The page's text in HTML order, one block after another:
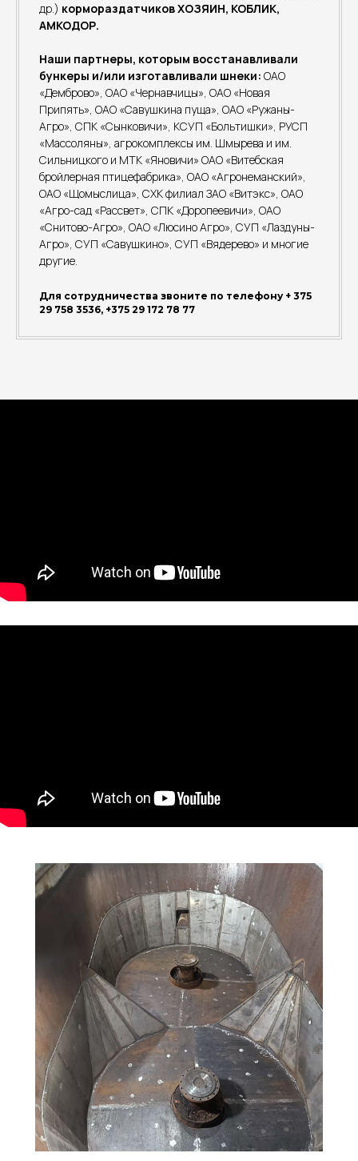
др.) кормораздатчиков ХОЗЯИН, КОБЛИК,
АМКОДОР.
Наши партнеры, которым восстанавливали
бункеры и/или изготавливали шнеки: ОАО
«Демброво», ОАО «Чернавчицы», ОАО «Новая
Припять», ОАО «Савушкина пуща», ОАО «Ружаны-
Агро», СПК «Сынковичи», КСУП «Больтишки», РУСП
«Массоляны», агрокомплексы им. Шмырева и им.
Сильницкого и МТК «Яновичи» ОАО «Витебская
бройлерная птицефабрика», ОАО «Агронеманский»,
ОАО «Щомыслица», СХК филиал ЗАО «Витэкс», ОАО
«Агро-сад «Рассвет», СПК «Доропеевичи», ОАО
«Снитово-Агро», ОАО «Люсино Агро», СУП «Лаздуны-
Агро», СУП «Савушкино», СУП «Вядерево» и многие
другие.
Для сотрудничества звоните по телефону + 375
29 758 3536, +375 29 172 78 77